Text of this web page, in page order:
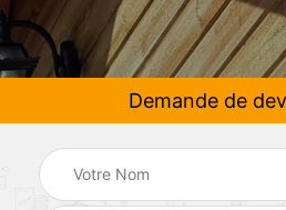
Demande de